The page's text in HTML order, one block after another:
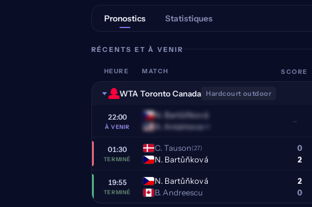
Pronostics Statistiques
RÉCENTS ET À VENIR
HEURE MATCH SCORE
WTA Toronto Canada Hardcourt outdoor
22:00
À VENIR
N. Bartůňková
A. Anisimova(8)
–
01:30
TERMINÉ
C. Tauson(27)
N. Bartůňková
0
2
19:55
TERMINÉ
N. Bartůňková
B. Andreescu
2
0